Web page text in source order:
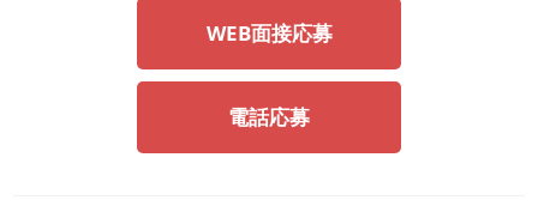
WEB面接応募
電話応募